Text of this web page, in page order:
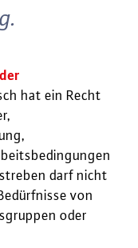
hat ein Recht
darf nicht
von
oder